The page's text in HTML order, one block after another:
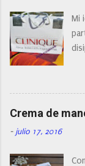
Mi
Crema de
- julio 17, 2016